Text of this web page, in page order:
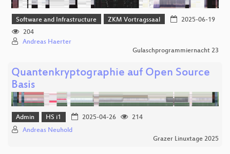
Software and Infrastructure ZKM Vortragssaal
2025-06-19
204
Andreas Haerter
Gulaschprogrammiernacht 23
Quantenkryptographie auf Open Source
Basis
Admin HS i1 2025-04-26
214
Andreas Neuhold
Grazer Linuxtage 2025